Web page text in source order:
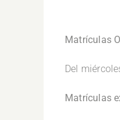
Matrículas
Del
Matrículas